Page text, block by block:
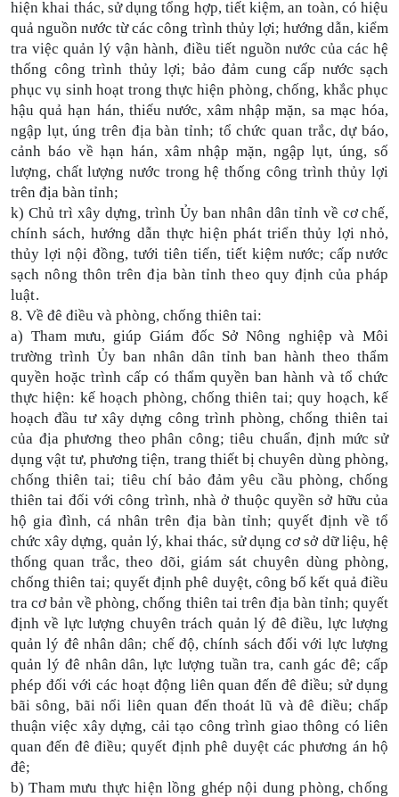
hiện khai thác, sử dụng tổng hợp, tiết kiệm, an toàn, có hiệu
quả nguồn nước từ các công trình thủy lợi; hướng dẫn, kiểm
tra việc quản lý vận hành, điều tiết nguồn nước của các hệ
thống công trình thủy lợi; bảo đảm cung cấp nước sạch
phục vụ sinh hoạt trong thực hiện phòng, chống, khắc phục
hậu quả hạn hán, thiếu nước, xâm nhập mặn, sa mạc hóa,
ngập lụt, úng trên địa bàn tỉnh; tổ chức quan trắc, dự báo,
cảnh báo về hạn hán, xâm nhập mặn, ngập lụt, úng, số
lượng, chất lượng nước trong hệ thống công trình thủy lợi
trên địa bàn tỉnh;
k) Chủ trì xây dựng, trình Ủy ban nhân dân tỉnh về cơ chế,
chính sách, hướng dẫn thực hiện phát triển thủy lợi nhỏ,
thủy lợi nội đồng, tưới tiên tiến, tiết kiệm nước; cấp nước
sạch nông thôn trên địa bàn tỉnh theo quy định của pháp
luật.
8. Về đê điều và phòng, chống thiên tai:
a) Tham mưu, giúp Giám đốc Sở Nông nghiệp và Môi
trường trình Ủy ban nhân dân tỉnh ban hành theo thẩm
quyền hoặc trình cấp có thẩm quyền ban hành và tổ chức
thực hiện: kế hoạch phòng, chống thiên tai; quy hoạch, kế
hoạch đầu tư xây dựng công trình phòng, chống thiên tai
của địa phương theo phân công; tiêu chuẩn, định mức sử
dụng vật tư, phương tiện, trang thiết bị chuyên dùng phòng,
chống thiên tai; tiêu chí bảo đảm yêu cầu phòng, chống
thiên tai đối với công trình, nhà ở thuộc quyền sở hữu của
hộ gia đình, cá nhân trên địa bàn tỉnh; quyết định về tổ
chức xây dựng, quản lý, khai thác, sử dụng cơ sở dữ liệu, hệ
thống quan trắc, theo dõi, giám sát chuyên dùng phòng,
chống thiên tai; quyết định phê duyệt, công bố kết quả điều
tra cơ bản về phòng, chống thiên tai trên địa bàn tỉnh; quyết
định về lực lượng chuyên trách quản lý đê điều, lực lượng
quản lý đê nhân dân; chế độ, chính sách đối với lực lượng
quản lý đê nhân dân, lực lượng tuần tra, canh gác đê; cấp
phép đối với các hoạt động liên quan đến đê điều; sử dụng
bãi sông, bãi nổi liên quan đến thoát lũ và đê điều; chấp
thuận việc xây dựng, cải tạo công trình giao thông có liên
quan đến đê điều; quyết định phê duyệt các phương án hộ
đê;
b) Tham mưu thực hiện lồng ghép nội dung phòng, chống